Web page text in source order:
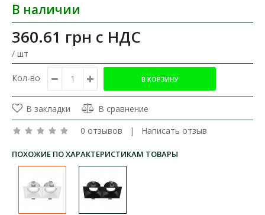
В наличии
360.61 грн с НДС
/ шт
Кол-во
В закладки
В сравнение
0 отзывов | Написать отзыв
ПОХОЖИЕ ПО ХАРАКТЕРИСТИКАМ ТОВАРЫ